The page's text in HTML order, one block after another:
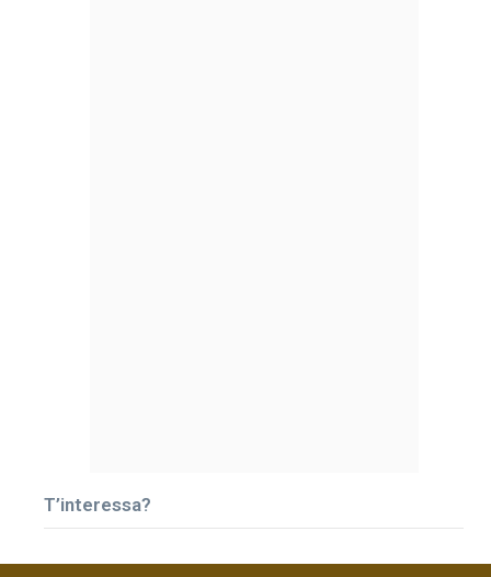
T’interessa?